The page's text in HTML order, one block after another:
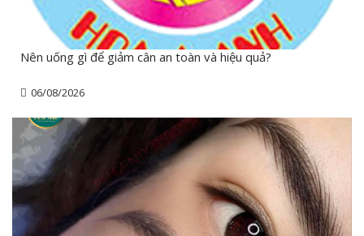
Nên uống gì để giảm cân an toàn và hiệu quả?
06/08/2026